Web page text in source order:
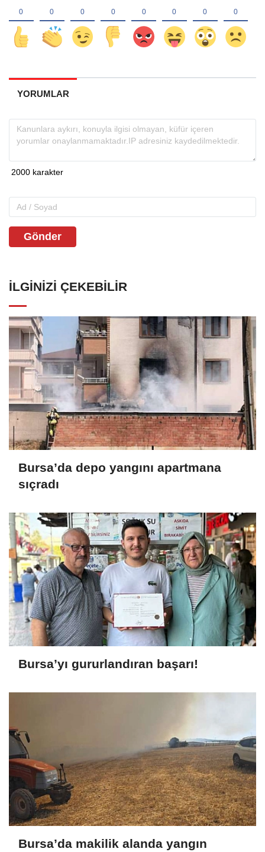
YORUMLAR
Gönder
İLGINIZI ÇEKEBILIR
Bursa’da depo yangını apartmana
sıçradı
Bursa’yı gururlandıran başarı!
Bursa’da makilik alanda yangın